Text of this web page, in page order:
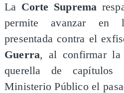
La Corte Suprema
permite avanzar en
presentada contra el
Guerra, al confirmar la
querella de capítulos
Ministerio Público el